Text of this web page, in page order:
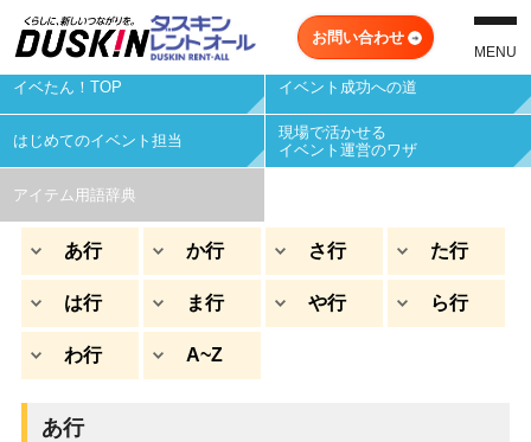
イベント用品レンタル・衛生対策もダスキンレントオール
お問い合わせ
MENU
イベたん！TOP イベント成功への道
はじめてのイベント担当
現場で活かせる
イベント運営のワザ
アイテム用語辞典
あ行 か行 さ行 た行
は行 ま行 や行 ら行
わ行 A~Z
あ行